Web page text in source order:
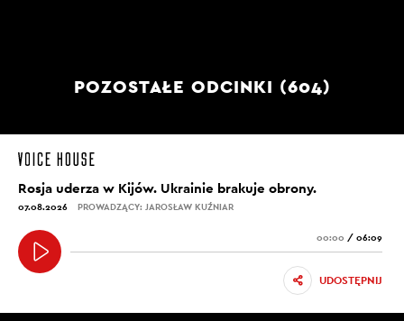
POZOSTAŁE ODCINKI (604)
Rosja uderza w Kijów. Ukrainie brakuje obrony.
07.08.2026 PROWADZĄCY: JAROSŁAW KUŹNIAR
00:00 / 06:09
UDOSTĘPNIJ